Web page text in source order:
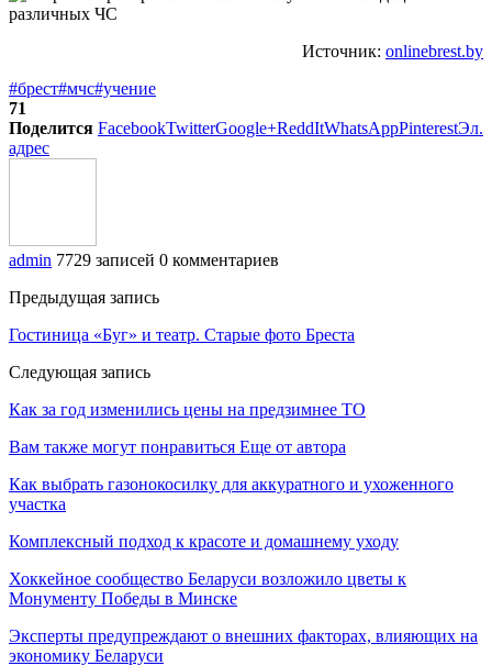
Источник: onlinebrest.by
#брест#мчс#учение
71
Поделится FacebookTwitterGoogle+ReddItWhatsAppPinterestЭл.
адрес
admin 7729 записей 0 комментариев
Предыдущая запись
Гостиница «Буг» и театр. Старые фото Бреста
Следующая запись
Как за год изменились цены на предзимнее ТО
Вам также могут понравиться Еще от автора
Как выбрать газонокосилку для аккуратного и ухоженного
участка
Комплексный подход к красоте и домашнему уходу
Хоккейное сообщество Беларуси возложило цветы к
Монументу Победы в Минске
Эксперты предупреждают о внешних факторах, влияющих на
экономику Беларуси